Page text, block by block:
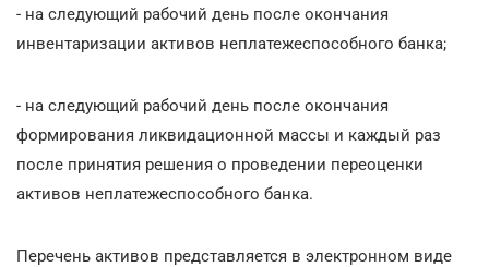
- на следующий рабочий день после окончания
инвентаризации активов неплатежеспособного банка;
- на следующий рабочий день после окончания
формирования ликвидационной массы и каждый раз
после принятия решения о проведении переоценки
активов неплатежеспособного банка.
Перечень активов представляется в электронном виде